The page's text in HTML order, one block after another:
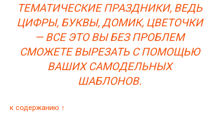
ТЕМАТИЧЕСКИЕ ПРАЗДНИКИ, ВЕДЬ
ЦИФРЫ, БУКВЫ, ДОМИК, ЦВЕТОЧКИ
— ВСЕ ЭТО ВЫ БЕЗ ПРОБЛЕМ
СМОЖЕТЕ ВЫРЕЗАТЬ С ПОМОЩЬЮ
ВАШИХ САМОДЕЛЬНЫХ
ШАБЛОНОВ.
к содержанию ↑